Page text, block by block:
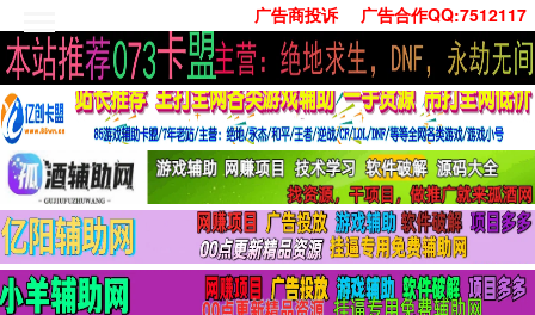
广告商投诉 广告合作QQ:7512117
首页
技术学习
安卓绿化
单机游戏
社交娱乐
系统工具